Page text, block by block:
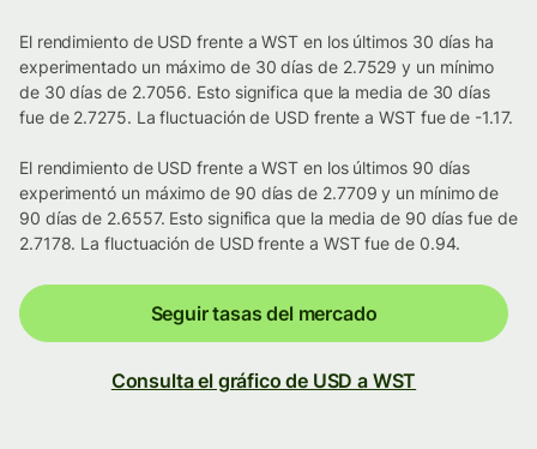
El rendimiento de USD frente a WST en los últimos 30 días ha
experimentado un máximo de 30 días de 2.7529 y un mínimo
de 30 días de 2.7056. Esto significa que la media de 30 días
fue de 2.7275. La fluctuación de USD frente a WST fue de -1.17.
El rendimiento de USD frente a WST en los últimos 90 días
experimentó un máximo de 90 días de 2.7709 y un mínimo de
90 días de 2.6557. Esto significa que la media de 90 días fue de
2.7178. La fluctuación de USD frente a WST fue de 0.94.
Seguir tasas del mercado
Consulta el gráfico de USD a WST